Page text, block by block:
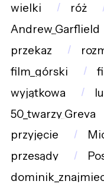
wielki
róż
Andrew_Garflield
przekaz
film_górski
wyjątkowa
50_twarzy_Greya
przyjęcie
przesądy